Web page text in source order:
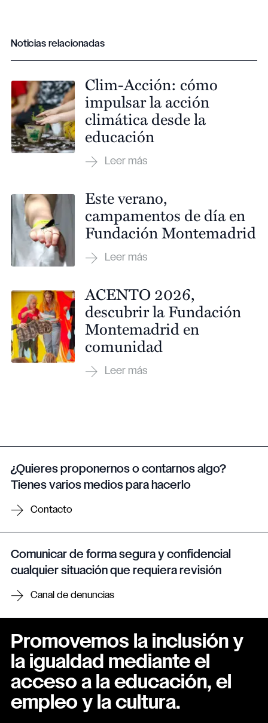
Noticias relacionadas
Clim-Acción: cómo
impulsar la acción
climática desde la
educación
Este verano,
campamentos de día en
Fundación Montemadrid
ACENTO 2026,
descubrir la Fundación
Montemadrid en
comunidad
¿Quieres proponernos o contarnos algo?
Tienes varios medios para hacerlo
Contacto
Comunicar de forma segura y confidencial
cualquier situación que requiera revisión
Canal de denuncias
Promovemos la inclusión y
la igualdad mediante el
acceso a la educación, el
empleo y la cultura.